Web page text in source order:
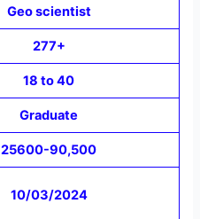
Geo scientist
277+
18 to 40
Graduate
25600-90,500
10/03/2024